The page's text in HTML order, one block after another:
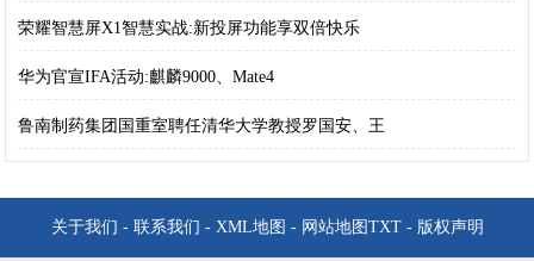
荣耀智慧屏X1智慧实战:新投屏功能享双倍快乐
华为官宣IFA活动:麒麟9000、Mate4
鲁南制药集团国重室聘任清华大学教授罗国安、王
关于我们 - 联系我们 - XML地图 - 网站地图 TXT- 版权声明